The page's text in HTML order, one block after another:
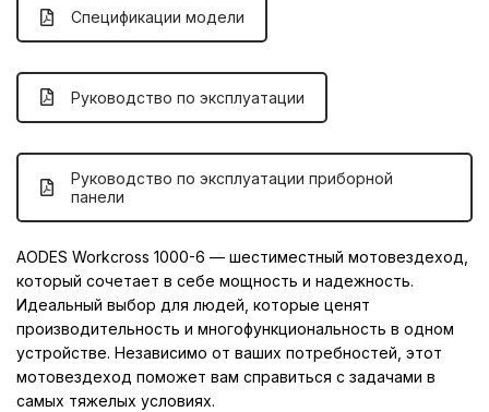
Спецификации модели
Руководство по эксплуатации
Руководство по эксплуатации приборной
панели
AODES Workcross 1000-6 — шестиместный мотовездеход,
который сочетает в себе мощность и надежность.
Идеальный выбор для людей, которые ценят
производительность и многофункциональность в одном
устройстве. Независимо от ваших потребностей, этот
мотовездеход поможет вам справиться с задачами в
самых тяжелых условиях.